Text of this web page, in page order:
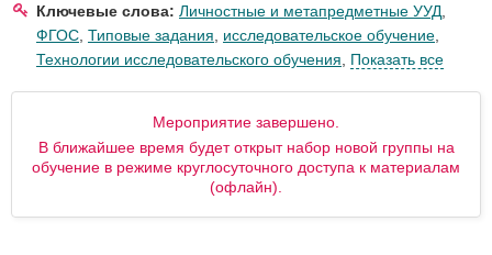
Ключевые слова: Личностные и метапредметные УУД,
ФГОС, Типовые задания, исследовательское обучение,
Технологии исследовательского обучения, Показать все
Мероприятие завершено.
В ближайшее время будет открыт набор новой группы на
обучение в режиме круглосуточного доступа к материалам
(офлайн).